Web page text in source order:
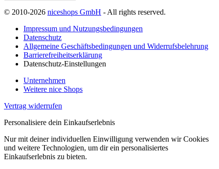
© 2010-2026 niceshops GmbH - All rights reserved.
Impressum und Nutzungsbedingungen
Datenschutz
Allgemeine Geschäftsbedingungen und Widerrufsbelehrung
Barrierefreiheitserklärung
Datenschutz-Einstellungen
Unternehmen
Weitere nice Shops
Vertrag widerrufen
Personalisiere dein Einkaufserlebnis
Nur mit deiner individuellen Einwilligung verwenden wir Cookies
und weitere Technologien, um dir ein personalisiertes
Einkaufserlebnis zu bieten.